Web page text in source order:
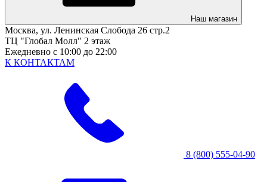
Наш магазин
Москва, ул. Ленинская Слобода 26 стр.2
ТЦ "Глобал Молл" 2 этаж
Ежедневно с 10:00 до 22:00
К КОНТАКТАМ
8 (800) 555-04-90